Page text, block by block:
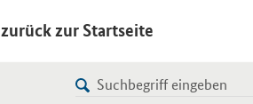
zurück zur Startseite